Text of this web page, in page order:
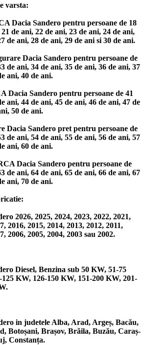
varsta:
Dacia Sandero pentru persoane de 18
de ani, 22 de ani, 23 de ani, 24 de ani,
de ani, 28 de ani, 29 de ani si 30 de ani.
Dacia Sandero pentru persoane de
de ani, 34 de ani, 35 de ani, 36 de ani, 37
ani, 40 de ani.
Dacia Sandero pentru persoane de 41
ani, 44 de ani, 45 de ani, 46 de ani, 47 de
50 de ani.
Dacia Sandero pret pentru persoane de
de ani, 54 de ani, 55 de ani, 56 de ani, 57
ani, 60 de ani.
Dacia Sandero pentru persoane de
de ani, 64 de ani, 65 de ani, 66 de ani, 67
ani, 70 de ani.
2026, 2025, 2024, 2023, 2022, 2021,
2016, 2015, 2014, 2013, 2012, 2011,
2006, 2005, 2004, 2003 sau 2002.
Diesel, Benzina sub 50 KW, 51-75
KW, 126-150 KW, 151-200 KW, 201-
in judetele Alba, Arad, Argeș, Bacău,
Botoșani, Brașov, Brăila, Buzău, Caraș-
Constanța.